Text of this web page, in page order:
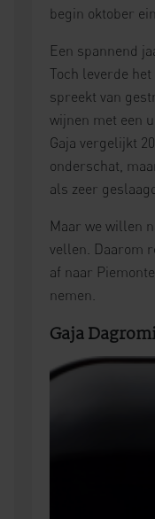
begin oktober
Een spannend
Toch leverde
spreekt van
wijnen met een
Gaja vergelijkt
onderschat,
als zeer
Maar we willen
vellen. Daarom
af naar
nemen.
Gaja